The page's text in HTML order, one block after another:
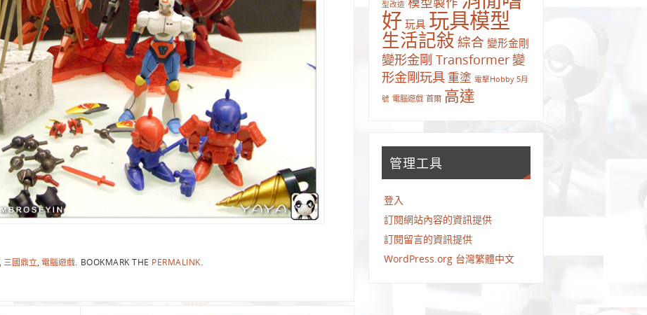
三國鼎立 電腦遊戲 BOOKMARK THE PERMALINK
型改造
好 玩具 玩具模型
生活記敍 綜合 變形金剛
變形金剛 Transformer 變
形金剛玩具 重塗 電擊Hobby 5月
號 電腦遊戲 首爾 高達
管理工具
登入
訂閱網站內容的資訊提供
訂閱留言的資訊提供
WordPress.org 台灣繁體中文